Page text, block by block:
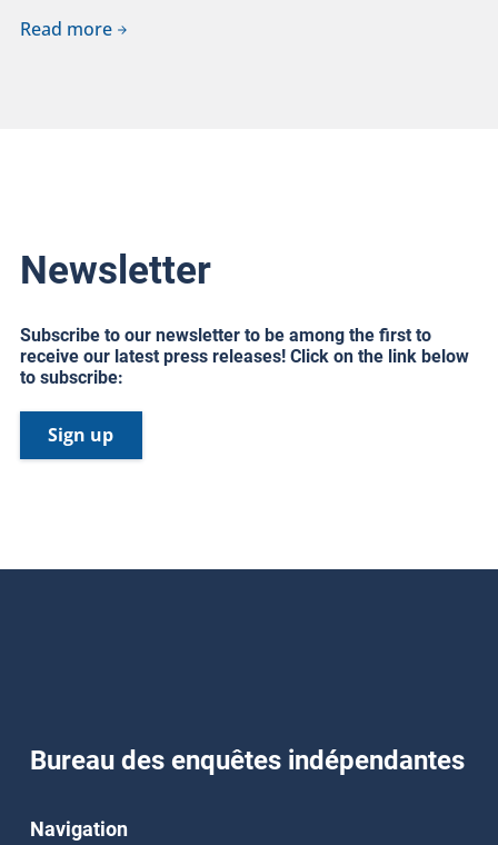
Read more
Newsletter
Subscribe to our newsletter to be among the first to
receive our latest press releases! Click on the link below
to subscribe:
Sign up
Bureau des enquêtes indépendantes
Navigation